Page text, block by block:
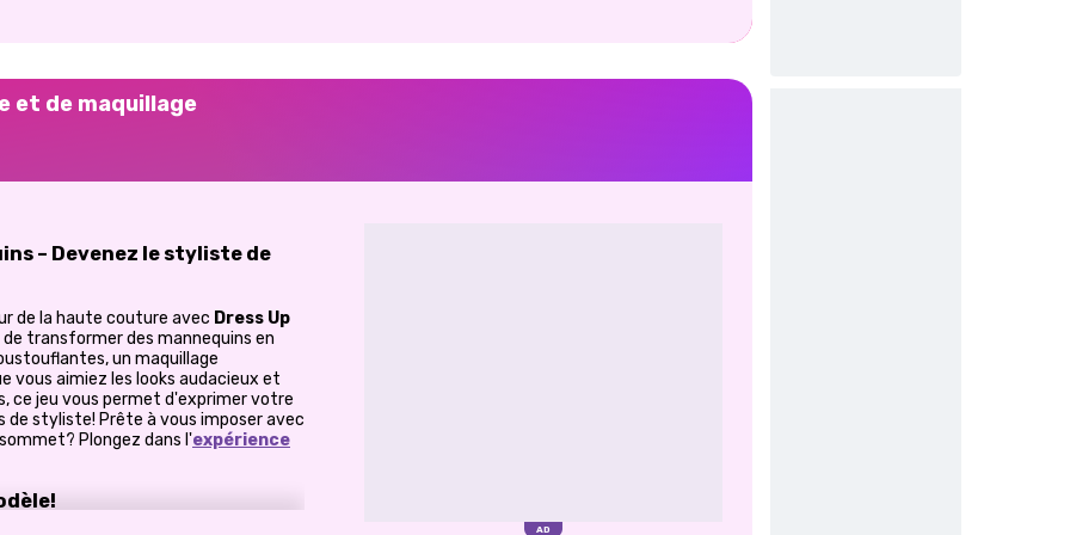
et de maquillage
– Devenez le styliste de
de la haute couture avec Dress Up
transformer des mannequins en
un maquillage
vous aimiez les looks audacieux et
ce jeu vous permet d'exprimer votre
styliste! Prête à vous imposer avec
Plongez dans l'expérience